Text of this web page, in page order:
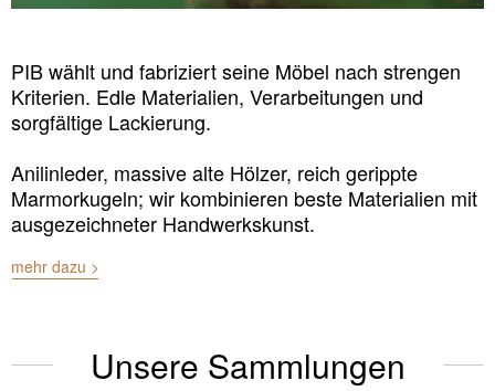
PIB wählt und fabriziert seine Möbel nach strengen
Kriterien. Edle Materialien, Verarbeitungen und
sorgfältige Lackierung.
Anilinleder, massive alte Hölzer, reich gerippte
Marmorkugeln; wir kombinieren beste Materialien mit
ausgezeichneter Handwerkskunst.
mehr dazu >
Unsere Sammlungen